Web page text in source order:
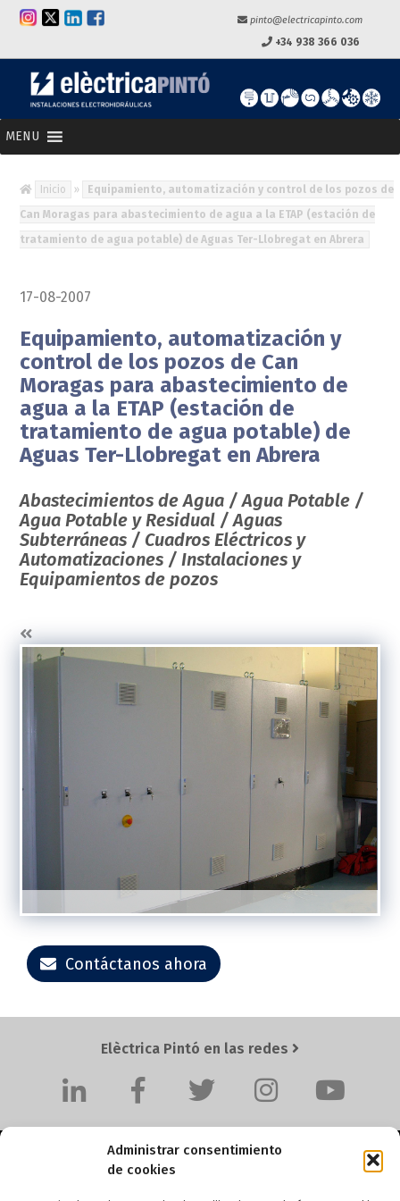
Administrar consentimiento
de cookies
pinto@electricapinto.com
+34 938 366 036
MENU
Inicio »
Equipamiento, automatización y control de los pozos de
Can Moragas para abastecimiento de agua a la ETAP (estación de
tratamiento de agua potable) de Aguas Ter-Llobregat en Abrera
17-08-2007
Equipamiento, automatización y
control de los pozos de Can
Moragas para abastecimiento de
agua a la ETAP (estación de
tratamiento de agua potable) de
Aguas Ter-Llobregat en Abrera
Abastecimientos de Agua / Agua Potable /
Agua Potable y Residual / Aguas
Subterráneas / Cuadros Eléctricos y
Automatizaciones / Instalaciones y
Equipamientos de pozos
Contáctanos ahora
Elèctrica Pintó en las redes